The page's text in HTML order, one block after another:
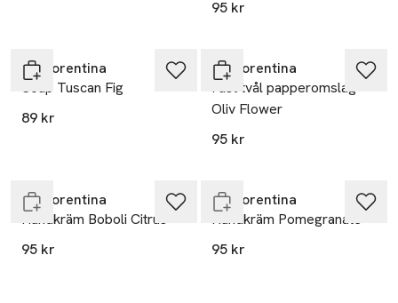
95 kr
La Florentina
Soap Tuscan Fig
89 kr
La Florentina
Fast tvål papperomslag
Oliv Flower
95 kr
La Florentina
Handkräm Boboli Citrus
95 kr
La Florentina
Handkräm Pomegranate
95 kr